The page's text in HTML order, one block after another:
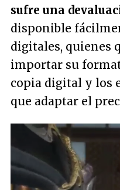
sufre una
disponible
digitales, quienes
importar su
copia digital y los
que adaptar el